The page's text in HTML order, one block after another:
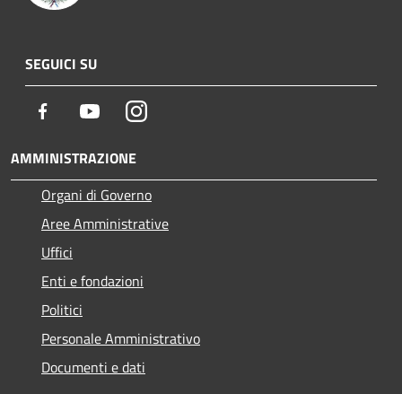
SEGUICI SU
Facebook YoutubeInstagram
AMMINISTRAZIONE
Organi di Governo
Aree Amministrative
Uffici
Enti e fondazioni
Politici
Personale Amministrativo
Documenti e dati